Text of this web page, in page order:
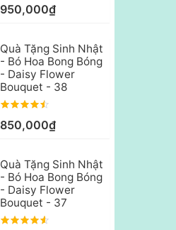
950,000₫
Quà Tặng Sinh Nhật
- Bó Hoa Bong Bóng
- Daisy Flower
Bouquet - 38
850,000₫
Quà Tặng Sinh Nhật
- Bó Hoa Bong Bóng
- Daisy Flower
Bouquet - 37